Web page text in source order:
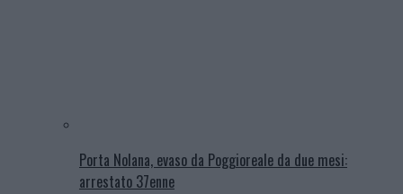
Porta Nolana, evaso da Poggioreale da due mesi:
arrestato 37enne